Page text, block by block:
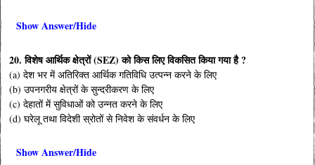
Show Answer/Hide
20. विशेष आर्थिक क्षेत्रों (SEZ) को किस लिए विकसित किया गया है ?
(a) देश भर में अतिरिक्त आर्थिक गतिविधि उत्पन्न करने के लिए
(b) उपनगरीय क्षेत्रों के सुन्दरीकरण के लिए
(c) देहातों में सुविधाओं को उन्नत करने के लिए
(d) घरेलू तथा विदेशी स्रोतों से निवेश के संवर्धन के लिए
Show Answer/Hide